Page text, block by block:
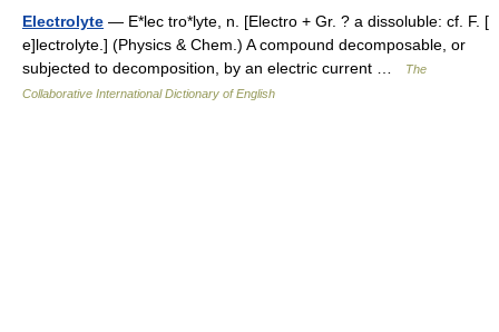
Electrolyte — E*lec tro*lyte, n. [Electro + Gr. ? a dissoluble: cf. F. [
e]lectrolyte.] (Physics & Chem.) A compound decomposable, or
subjected to decomposition, by an electric current …
The
Collaborative International Dictionary of English